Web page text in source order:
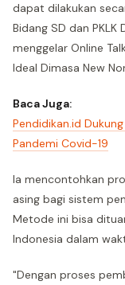
dapat dilakukan
Bidang SD dan PKLK
menggelar Online
Ideal Dimasa New
Baca Juga:
Pendidikan.id
Pandemi Covid-19
Ia mencontohkan
asing bagi sistem
Metode ini bisa
Indonesia dalam
"Dengan proses